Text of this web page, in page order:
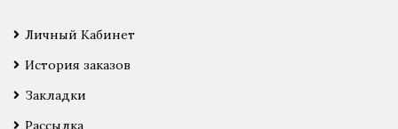
Личный Кабинет
История заказов
Закладки
Рассылка